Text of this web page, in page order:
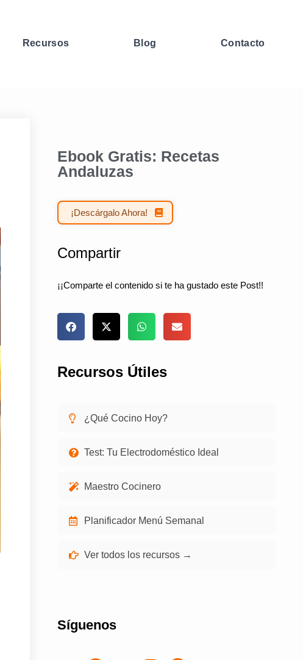
Recursos Blog Contacto
Ebook Gratis: Recetas
Andaluzas
¡Descárgalo Ahora!
Compartir
¡¡Comparte el contenido si te ha gustado este Post!!
Recursos Útiles
¿Qué Cocino Hoy?
Test: Tu Electrodoméstico Ideal
Maestro Cocinero
Planificador Menú Semanal
Ver todos los recursos →
Síguenos